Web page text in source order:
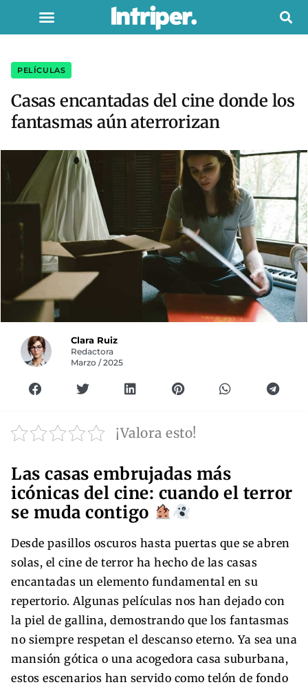
PELÍCULAS
Casas encantadas del cine donde los
fantasmas aún aterrorizan
Clara Ruiz
Redactora
Marzo / 2025
¡Valora esto!
Las casas embrujadas más
icónicas del cine: cuando el terror
se muda contigo
Desde pasillos oscuros hasta puertas que se abren
solas, el cine de terror ha hecho de las casas
encantadas un elemento fundamental en su
repertorio. Algunas películas nos han dejado con
la piel de gallina, demostrando que los fantasmas
no siempre respetan el descanso eterno. Ya sea una
mansión gótica o una acogedora casa suburbana,
estos escenarios han servido como telón de fondo